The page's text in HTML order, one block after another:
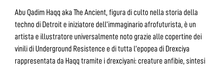
Abu Qadim Haqq aka The Ancient, figura di culto nella storia della
techno di Detroit e iniziatore dell’immaginario afrofuturista, è un
artista e illustratore universalmente noto grazie alle copertine dei
vinili di Underground Resistence e di tutta l’epopea di Drexciya
rappresentata da Haqq tramite i drexciyani: creature anfibie, sintesi